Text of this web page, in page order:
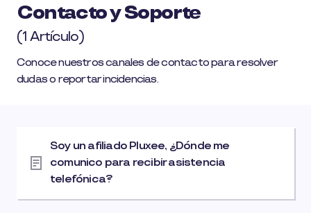
Contacto y Soporte
(1 Artículo)
Conoce nuestros canales de contacto para resolver
dudas o reportar incidencias.
Soy un afiliado Pluxee, ¿Dónde me
comunico para recibir asistencia
telefónica?